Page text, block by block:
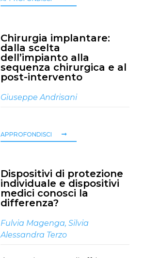
Chirurgia implantare:
dalla scelta
dell’impianto alla
sequenza chirurgica e al
post-intervento
Giuseppe Andrisani
APPROFONDISCI
Dispositivi di protezione
individuale e dispositivi
medici conosci la
differenza?
Fulvia Magenga,Silvia
Alessandra Terzo